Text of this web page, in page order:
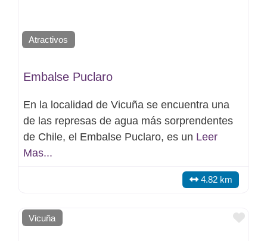
Atractivos
Embalse Puclaro
En la localidad de Vicuña se encuentra una
de las represas de agua más sorprendentes
de Chile, el Embalse Puclaro, es un Leer
Mas...
4.82 km
Vicuña